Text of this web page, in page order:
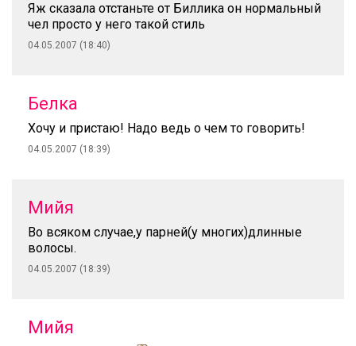
Яж сказала отстаньте от Биллика он нормальный
чел просто у него такой стиль
04.05.2007 (18:40)
Белка
Хочу и пристаю! Надо ведь о чем то говорить!
04.05.2007 (18:39)
Мийя
Во всяком случае,у парней(у многих)длинные
волосы.
04.05.2007 (18:39)
Мийя